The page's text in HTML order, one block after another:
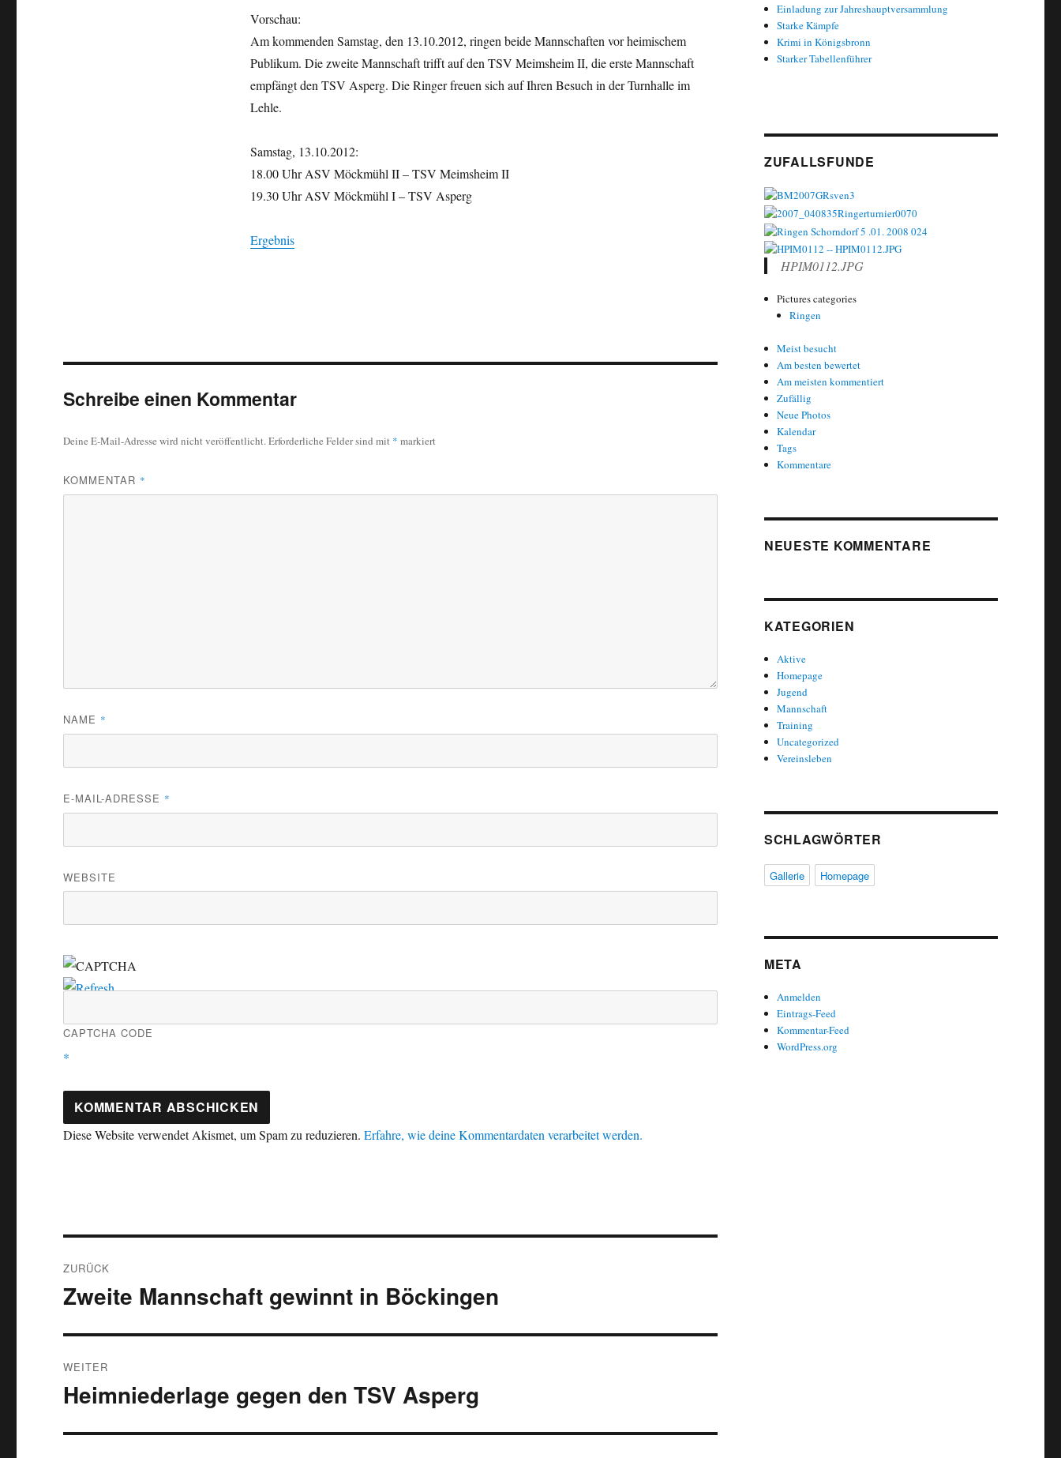
Vorschau:
Am kommenden Samstag, den 13.10.2012, ringen beide Mannschaften vor heimischem
Publikum. Die zweite Mannschaft trifft auf den TSV Meimsheim II, die erste Mannschaft
empfängt den TSV Asperg. Die Ringer freuen sich auf Ihren Besuch in der Turnhalle im
Lehle.
Samstag, 13.10.2012:
18.00 Uhr ASV Möckmühl II – TSV Meimsheim II
19.30 Uhr ASV Möckmühl I – TSV Asperg
Ergebnis
Schreibe einen Kommentar
Deine E-Mail-Adresse wird nicht veröffentlicht.Erforderliche Felder sind mit * markiert
KOMMENTAR *
NAME *
E-MAIL-ADRESSE *
WEBSITE
CAPTCHA CODE
*
Diese Website verwendet Akismet, um Spam zu reduzieren.Erfahre, wie deine Kommentardaten verarbeitet werden.
ZURÜCK
Vorheriger
Zweite Mannschaft gewinnt in Böckingen
WEITER
Nächster
Heimniederlage gegen den TSV Asperg
Einladung zur Jahreshauptversammlung
Starke Kämpfe
Krimi in Königsbronn
Starker Tabellenführer
ZUFALLSFUNDE
HPIM0112.JPG
Pictures categories
Ringen
Meist besucht
Am besten bewertet
Am meisten kommentiert
Zufällig
Neue Photos
Kalendar
Tags
Kommentare
NEUESTE KOMMENTARE
KATEGORIEN
Aktive
Homepage
Jugend
Mannschaft
Training
Uncategorized
Vereinsleben
SCHLAGWÖRTER
Gallerie Homepage
META
Anmelden
Eintrags-Feed
Kommentar-Feed
WordPress.org